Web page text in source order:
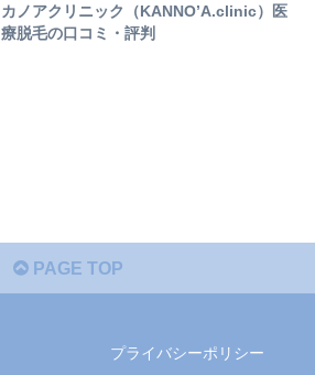
カノアクリニック（KANNO’A.clinic）医
療脱毛の口コミ・評判
PAGE TOP
プライバシーポリシー